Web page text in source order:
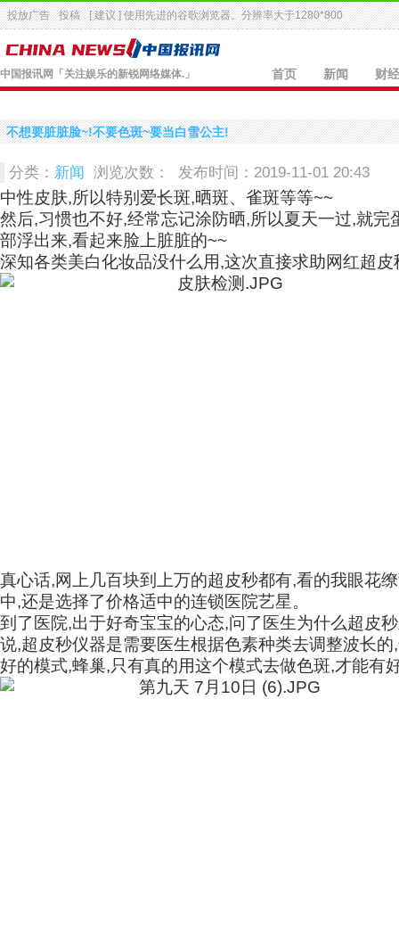
投放广告 投稿 [ 建议 ] 使用先进的谷歌浏览器。分辨率大于1280*800
中国报讯网 「关注娱乐的新锐网络媒体.」 首页 新闻 财经
不想要脏脏脸~!不要色斑~要当白雪公主!
分类： 新闻 浏览次数： 发布时间：2019-11-01 20:43
中性皮肤,所以特别爱长斑,晒斑、雀斑等等~~
然后,习惯也不好,经常忘记涂防晒,所以夏天一过,就完
部浮出来,看起来脸上脏脏的~~
深知各类美白化妆品没什么用,这次直接求助网红超皮
真心话,网上几百块到上万的超皮秒都有,看的我眼花
中,还是选择了价格适中的连锁医院艺星。
到了医院,出于好奇宝宝的心态,问了医生为什么超皮
说,超皮秒仪器是需要医生根据色素种类去调整波长
好的模式,蜂巢,只有真的用这个模式去做色斑,才能有